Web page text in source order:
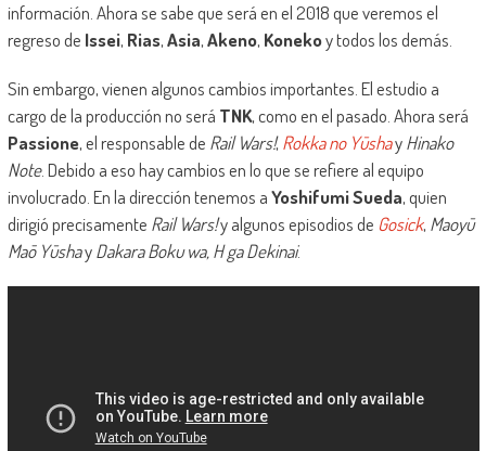
información. Ahora se sabe que será en el 2018 que veremos el
regreso de Issei, Rias,Asia,Akeno, Konekoy todos los demás.
Sin embargo, vienen algunos cambios importantes. El estudio a
cargo de la producción no será TNK, como en el pasado. Ahora será
Passione, el responsable de Rail Wars!,Rokka no YūshayHinako
Note. Debido a eso hay cambios en lo que se refiere al equipo
involucrado. En la dirección tenemos aYoshifumi Sueda, quien
dirigió precisamente Rail Wars!y algunos episodios de Gosick, Maoyū
Maō YūshayDakara Boku wa, H ga Dekinai.